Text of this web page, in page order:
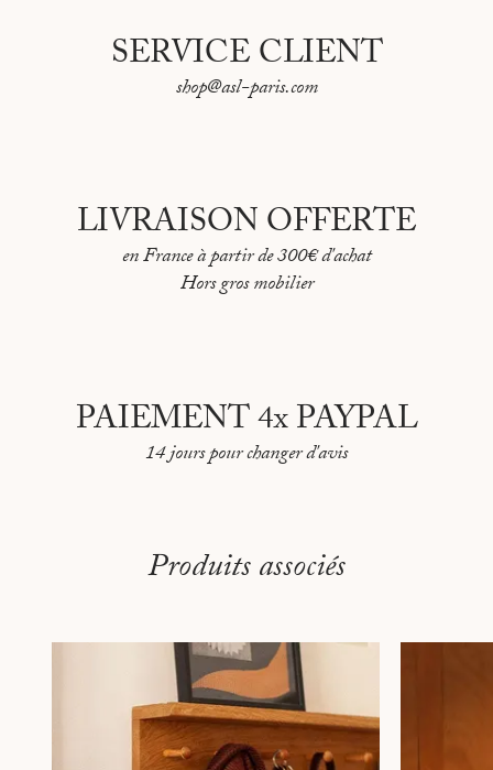
SERVICE CLIENT
shop@asl-paris.com
LIVRAISON OFFERTE
en France à partir de 300€ d'achat
Hors gros mobilier
PAIEMENT 4x PAYPAL
14 jours pour changer d'avis
Produits associés